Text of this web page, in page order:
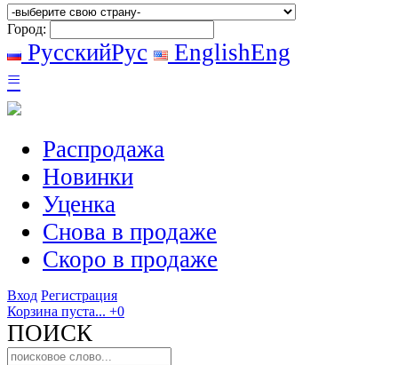
Город:
РусскийРус EnglishEng
≡
Распродажа
Новинки
Уценка
Снова в продаже
Скоро в продаже
Вход Регистрация
Корзина пуста... +0
ПОИСК